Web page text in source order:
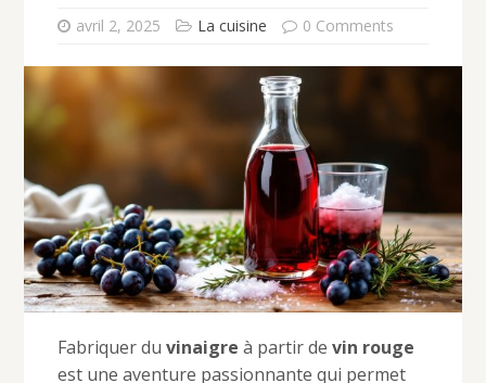
avril 2, 2025 La cuisine 0 Comments
Fabriquer du vinaigre à partir de vin rouge
est une aventure passionnante qui permet